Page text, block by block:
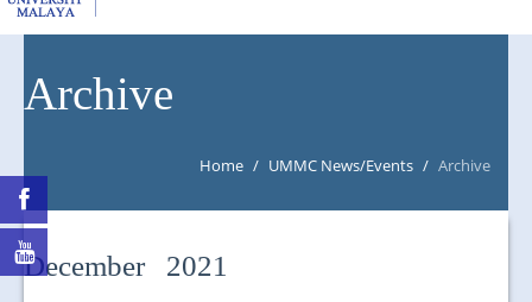
NEWS/EVENTS
Archive
Home / UMMC News/Events / Archive
December 2021